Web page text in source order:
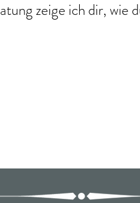
zeige ich dir, wie